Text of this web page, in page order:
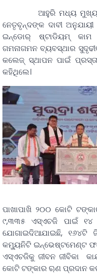
ଆହୁରି ମଧ୍ୟ
ନେତୃବୃନ୍ଦଙ୍କ ଦାବୀ
ଇନ୍‌ଡୋର୍ ଷ୍ଟାଡିୟମ୍ କାମ
ଗମନାଗମନ ବ୍ୟବସ୍ଥାର
କଲେଜ୍ ସ୍ଥାପନ ପାଇଁ
କହିଥିଲେ।
ପାଖାପାଖି ୨୦୦ କୋଟି
୯,୩୩୫ ଏସ୍‌ଏଚଜି ପାଇଁ
ଯୋଗାଇଦିଆଯାଇଛି,
କମ୍ୟୁନିଟି ଇନ୍‌ଭେଷ୍ଟମେଣ୍ଟ
ଏସ୍‌ଏଚଜିକୁ ଜୀବନ ଜୀବିକା
କୋଟି ଟଙ୍କାର ୠଣ ପ୍ରଦାନ